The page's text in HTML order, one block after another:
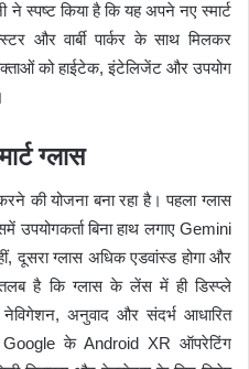
स्पष्ट किया है कि यह अपने नए स्मार्ट
और वार्बी पार्कर के साथ मिलकर
को हाईटेक, इंटेलिजेंट और उपयोग
ग्लास
की योजना बना रहा है। पहला ग्लास
बिना हाथ लगाए Gemini
ग्लास अधिक एडवांस्ड होगा और
है कि ग्लास के लेंस में ही डिस्प्ले
नेविगेशन, अनुवाद और संदर्भ आधारित
Google के Android XR ऑपरेटिंग